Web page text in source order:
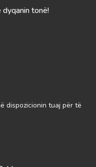
tonë!
dispozicionin tuaj për të